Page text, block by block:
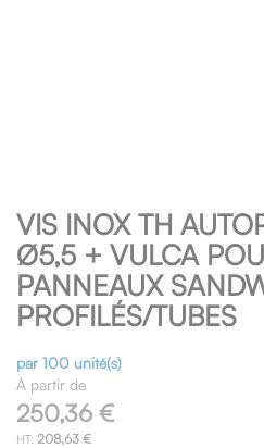
VIS INOX TH
Ø5,5 + VULCA
PANNEAUX
PROFILÉS/TUBES
par 100 unité(s)
À partir de
250,36 €
208,63 €
to
the
beginning
of
the
images
gallery